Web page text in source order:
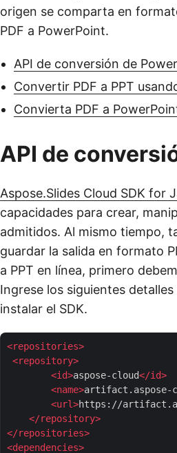
origen se comparta en
PDF a PowerPoint.
API de conversión de
Convertir PDF a PPT
Convierta PDF a
API de
Aspose.Slides Cloud SDK for
capacidades para crear,
admitidos. Al mismo tiempo,
guardar la salida en formato
a PPT en línea, primero
Ingrese los siguientes
instalar el SDK.
<repositories>
<repository>
<id>aspose-cloud</id>
<name>artifact.aspose-
<url>https://
</repository>
</repositories>
<dependencies>